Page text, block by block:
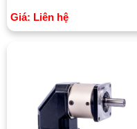
Giá: Liên hệ